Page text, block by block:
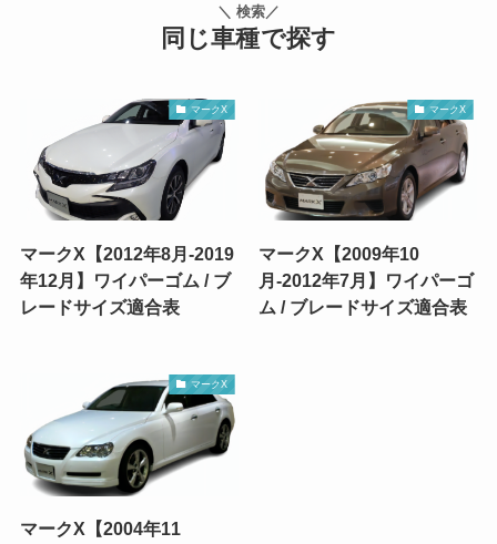
＼ 検索／
同じ車種で探す
マークX
マークX【2012年8月-2019
年12月】ワイパーゴム / ブ
レードサイズ適合表
マークX
マークX【2009年10
月-2012年7月】ワイパーゴ
ム / ブレードサイズ適合表
マークX
マークX【2004年11